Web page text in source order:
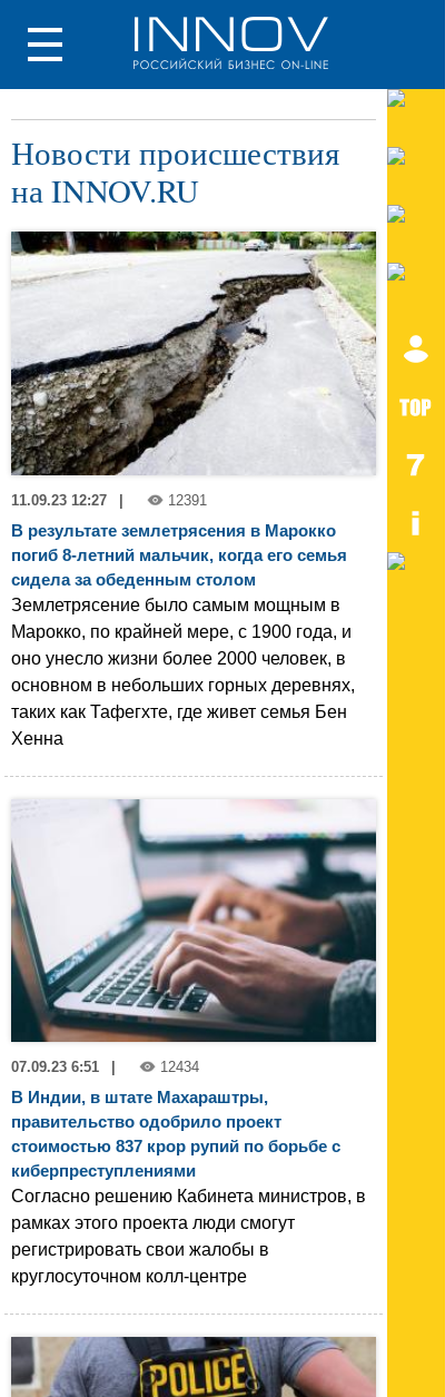
Новости происшествия
на INNOV.RU
11.09.23 12:27 12391
В результате землетрясения в Марокко
погиб 8-летний мальчик, когда его семья
сидела за обеденным столом
Землетрясение было самым мощным в
Марокко, по крайней мере, с 1900 года, и
оно унесло жизни более 2000 человек, в
основном в небольших горных деревнях,
таких как Тафегхте, где живет семья Бен
Хенна
07.09.23 6:51 12434
В Индии, в штате Махараштры,
правительство одобрило проект
стоимостью 837 крор рупий по борьбе с
киберпреступлениями
Согласно решению Кабинета министров, в
рамках этого проекта люди смогут
регистрировать свои жалобы в
круглосуточном колл-центре